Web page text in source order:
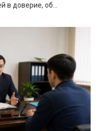
доверие, об...